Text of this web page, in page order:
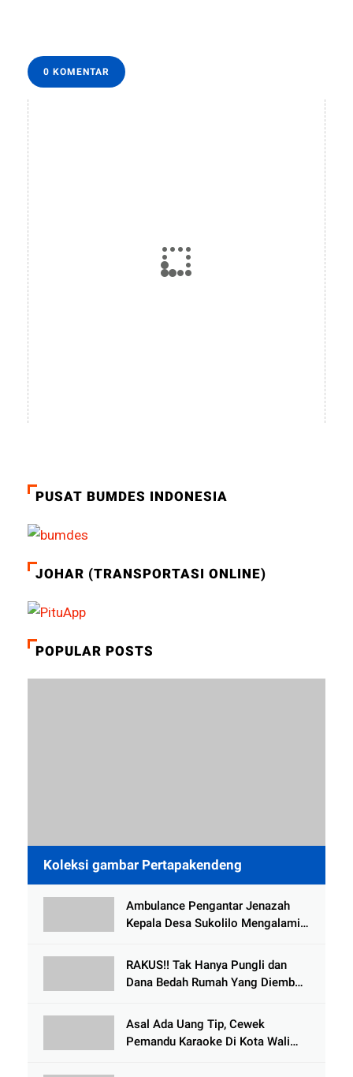
0 KOMENTAR
PUSAT BUMDES INDONESIA
JOHAR (TRANSPORTASI ONLINE)
POPULAR POSTS
Koleksi gambar Pertapakendeng
Ambulance Pengantar Jenazah
Kepala Desa Sukolilo Mengalami
Meninggal Dunia
RAKUS!! Tak Hanya Pungli dan
Dana Bedah Rumah Yang Diembat,
Tlogowungu, di Duga
Selewengkan Bantuan Mushola
Asal Ada Uang Tip, Cewek
Pemandu Karaoke Di Kota Wali